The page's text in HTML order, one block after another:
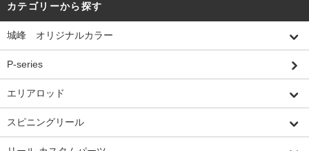
カテゴリーから探す
城峰 オリジナルカラー
P-series
エリアロッド
スピニングリール